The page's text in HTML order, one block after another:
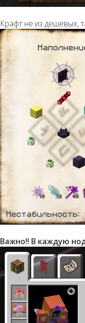
Крафт не из дешевых,
Важно!! В каждую